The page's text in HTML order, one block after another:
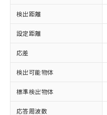
検出距離
設定距離
応差
検出可能物体
標準検出物体
応答周波数